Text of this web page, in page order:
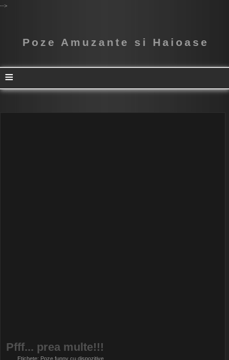
-->
Poze Amuzante si Haioase
≡
Pfff... prea multe!!!
Etichete: Poze funny cu dispozitive